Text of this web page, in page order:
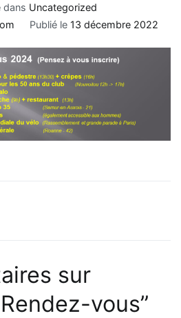
dans Uncategorized
Publié le 13 décembre 2022
sur
vous”